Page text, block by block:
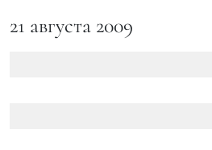
21 августа 2009